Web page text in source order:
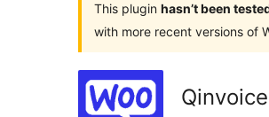
འཚོལ།
This plugin hasn’t been
with more recent versions of